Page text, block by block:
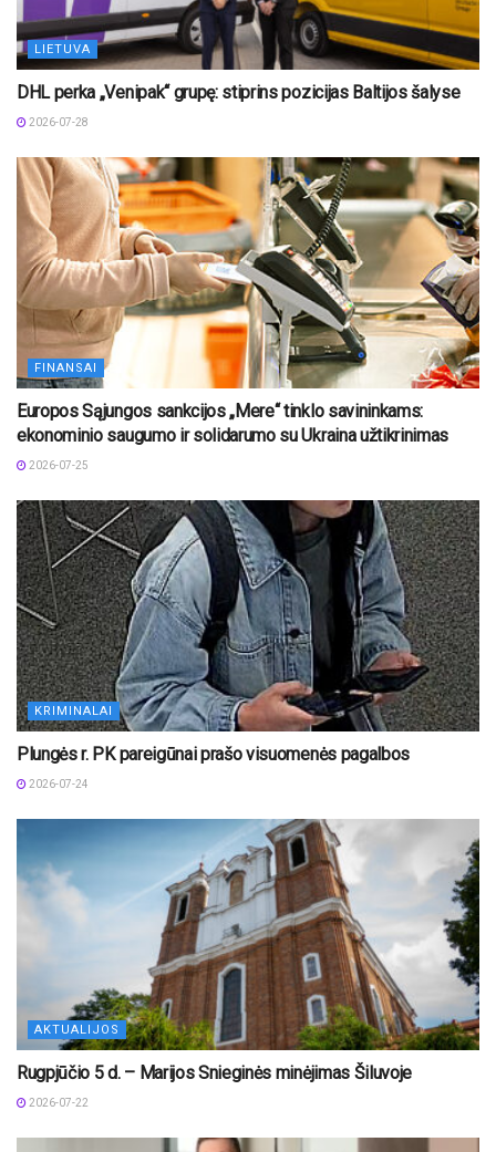
LIETUVA
DHL perka „Venipak“ grupę: stiprins pozicijas Baltijos šalyse
2026-07-28
FINANSAI
Europos Sąjungos sankcijos „Mere“ tinklo savininkams:
ekonominio saugumo ir solidarumo su Ukraina užtikrinimas
2026-07-25
KRIMINALAI
Plungės r. PK pareigūnai prašo visuomenės pagalbos
2026-07-24
AKTUALIJOS
Rugpjūčio 5 d. – Marijos Snieginės minėjimas Šiluvoje
2026-07-22